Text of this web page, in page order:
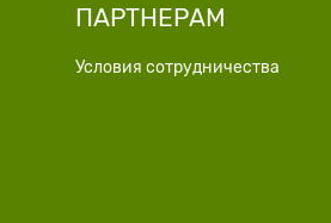
ПАРТНЕРАМ
Условия сотрудничества